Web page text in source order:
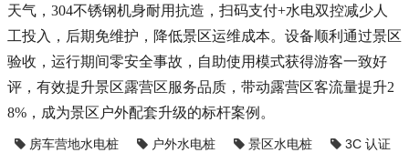
天气，304不锈钢机身耐用抗造，扫码支付+水电双控减少人
工投入，后期免维护，降低景区运维成本。设备顺利通过景区
验收，运行期间零安全事故，自助使用模式获得游客一致好
评，有效提升景区露营区服务品质，带动露营区客流量提升2
8%，成为景区户外配套升级的标杆案例。
房车营地水电桩 户外水电桩 景区水电桩
3C 认证